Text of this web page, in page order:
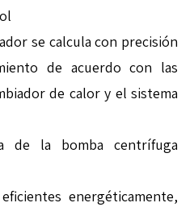
se calcula con precisión
de acuerdo con las
de calor y el sistema
de la bomba centrífuga
energéticamente,